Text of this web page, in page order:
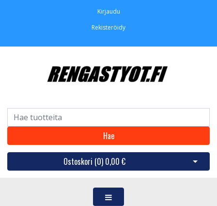
Kirjaudu
Rekisteröidy
Hae
Ostoskori (0) 0,00 € Avaa